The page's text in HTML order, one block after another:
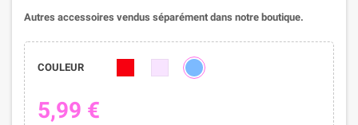
Autres accessoires vendus séparément dans notre boutique.
COULEUR
5,99 €